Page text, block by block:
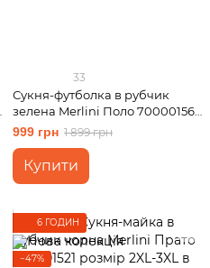
33
Сукня-футболка в рубчик
зелена Merlini Поло 700001565
розмір L-XL
999 грн 1 899 грн
Купити
6 ГОДИН
−47%